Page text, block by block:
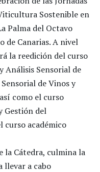
Sostenible en
Palma del Octavo
de Canarias. A nivel
la reedición del curso
Análisis Sensorial de
de Vinos y
como el curso
Gestión del
curso académico
la Cátedra, culmina la
llevar a cabo